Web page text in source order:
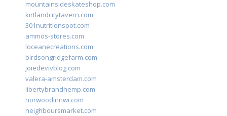
mountainsideskateshop.com
kirtlandcitytavern.com
301nutritionspot.com
ammos-stores.com
loceanecreations.com
birdsongridgefarm.com
joiedevivblog.com
valera-amsterdam.com
libertybrandhemp.com
norwoodinnwi.com
neighboursmarket.com